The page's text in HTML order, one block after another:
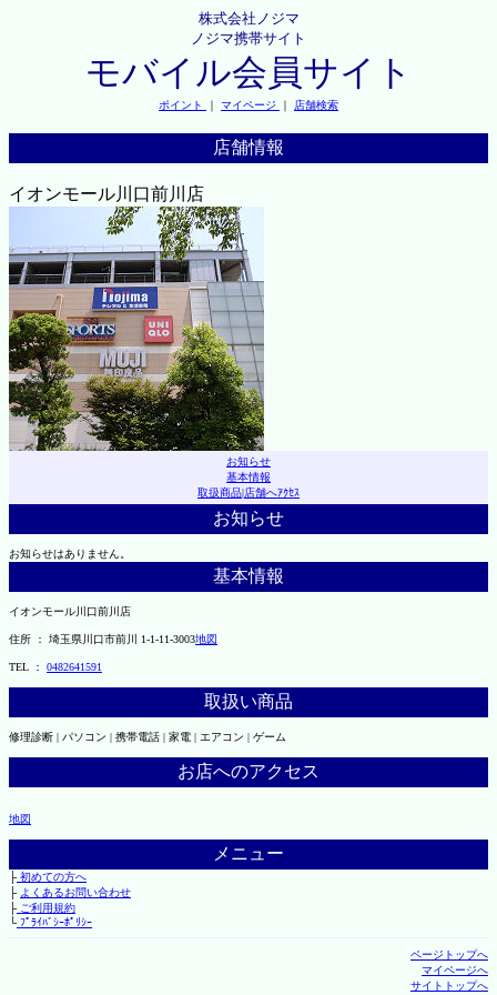
株式会社ノジマ
ノジマ携帯サイト
モバイル会員サイト
ポイント ｜ マイページ ｜ 店舗検索
店舗情報
イオンモール川口前川店
お知らせ
基本情報
取扱商品|店舗へｱｸｾｽ
お知らせ
お知らせはありません。
基本情報
イオンモール川口前川店
住所 ： 埼玉県川口市前川 1-1-11-3003地図
TEL ： 0482641591
取扱い商品
修理診断 | パソコン | 携帯電話 | 家電 | エアコン | ゲーム
お店へのアクセス
地図
メニュー
├初めての方へ
├ よくあるお問い合わせ
├ご利用規約
└ﾌﾟﾗｲﾊﾞｼｰﾎﾟﾘｼｰ
ページトップへ
マイページへ
サイトトップへ